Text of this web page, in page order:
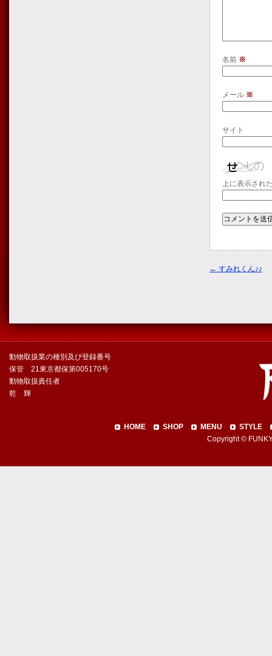
名前 ※
メール ※
サイト
上に表示され
← すみれくん♪♪
動物取扱業の種別及び登録番号
保管 21東京都保第005170号
動物取扱責任者
乾 輝
HOME SHOP MENU
STYLE
Copyright ©